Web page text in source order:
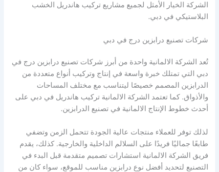
الشركة الخيار الأمثل لجميع مشاريع تركيب هاندريل الخشب
البلاستيكي في دبي.
شركات تصنيع درابزين درج في دبي
تُعد الشركة الالمانية واحدة من أبرز شركات تصنيع درابزين درج في
دبي التي تمتلك خبرة واسعة في إنتاج وتركيب أنواع متعددة من
الدرابزين المصمم خصيصًا ليتناسب مع مختلف المساحات
والأذواق. كما تعتمد الشركة الالمانية تركيب هاندريل في دبي على
أحدث خطوط الإنتاج الالمانية في تصنيع الدرابزين.
لذلك توفر للعملاء منتجات عالية الجودة تتحمل الزمن وتضفي
طابعًا جماليًا فريدًا على السلالم الداخلية والخارجية. كذلك، يقدم
فريق الشركة الالمانية استشارات تصميم متقدمة قبل البدء في
التصنيع لتحديد أفضل نوع درابزين مناسب للموقع، سواء كان من